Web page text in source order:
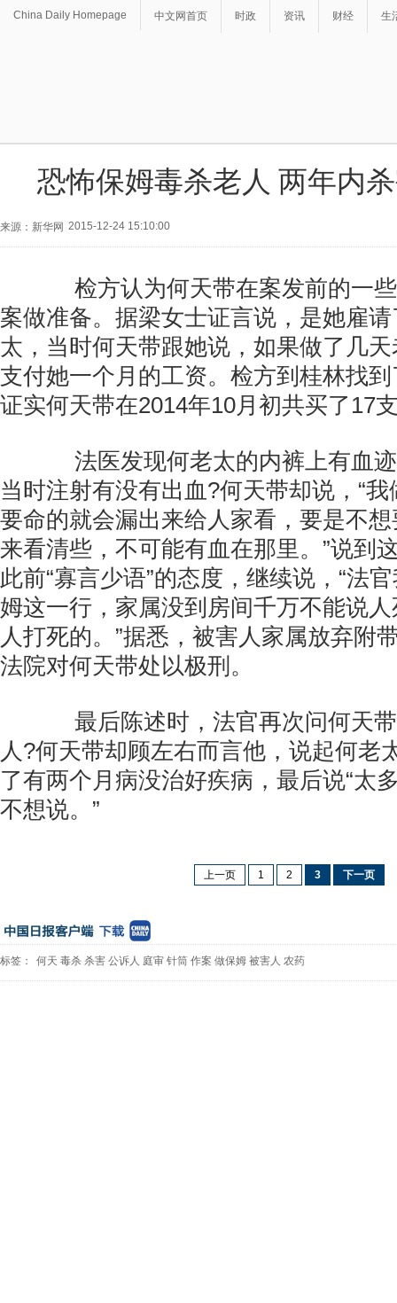
China Daily Homepage 中文网首页 时政 资讯 财经 生
恐怖保姆毒杀老人 两年内
来源：新华网 2015-12-24 15:10:00
检方认为何天带在案发前的一些
案做准备。据梁女士证言说，是她雇
太，当时何天带跟她说，如果做了几
支付她一个月的工资。检方到桂林找
证实何天带在2014年10月初共买了17
法医发现何老太的内裤上有血迹
当时注射有没有出血?何天带却说，“
要命的就会漏出来给人家看，要是不
来看清些，不可能有血在那里。”说到
此前“寡言少语”的态度，继续说，“法
姆这一行，家属没到房间千万不能说
人打死的。”据悉，被害人家属放弃附
法院对何天带处以极刑。
最后陈述时，法官再次问何天带
人?何天带却顾左右而言他，说起何老
了有两个月病没治好疾病，最后说“太
不想说。”
上一页 1 2 3 下一页
标签： 何天 毒杀 杀害 公诉人 庭审 针筒 作案 做保姆 被害人 农药